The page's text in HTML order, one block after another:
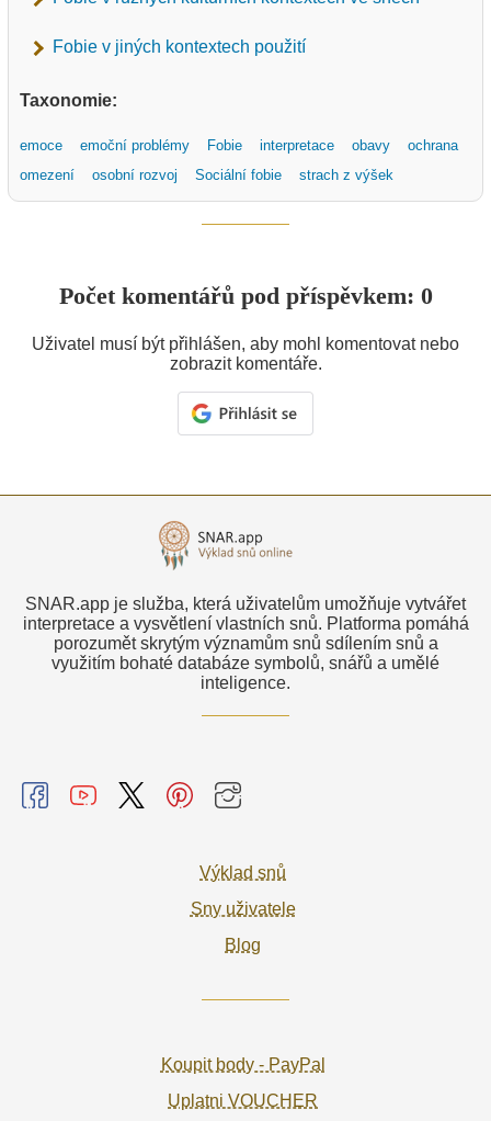
Fobie v jiných kontextech použití
Taxonomie:
emoce emoční problémy Fobie interpretace obavy
ochrana
omezení
osobní rozvoj Sociální fobie strach z výšek
Počet komentářů pod příspěvkem: 0
Uživatel musí být přihlášen, aby mohl komentovat nebo
zobrazit komentáře.
SNAR.app je služba, která uživatelům umožňuje vytvářet
interpretace a vysvětlení vlastních snů. Platforma pomáhá
porozumět skrytým významům snů sdílením snů a
využitím bohaté databáze symbolů, snářů a umělé
inteligence.
Výklad snů
Sny uživatele
Blog
Koupit body - PayPal
Uplatni VOUCHER